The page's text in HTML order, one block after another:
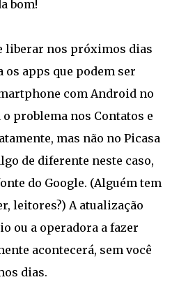
bom!
liberar nos próximos dias
os apps que podem ser
com Android no
problema nos Contatos e
mas não no Picasa
de diferente neste caso,
do Google. (Alguém tem
leitores?) A atualização
ou a operadora a fazer
acontecerá, sem você
dias.